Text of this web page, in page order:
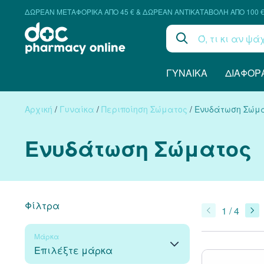
ΔΩΡΕΑΝ ΜΕΤΑΦΟΡΙΚΑ ΑΠΟ 45 € & ΔΩΡΕΑΝ ΑΝΤΙΚΑΤΑΒΟΛΗ ΑΠΟ 100 €
ΓΥΝΑΊΚΑ
Αρχική / Γυναίκα / Περιποίηση Σώματος / Ενυδάτωση
Ενυδάτωση Σώματος
Φίλτρα
Μάρκα
Επιλέξτε μάρκα
1 / 4